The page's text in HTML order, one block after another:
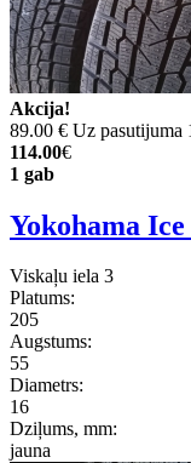
Akcija!
89.00 € Uz pasutijuma
114.00€
1 gab
Yokohama
Viskaļu iela 3
Platums:
205
Augstums:
55
Diametrs:
16
Dziļums, mm:
jauna